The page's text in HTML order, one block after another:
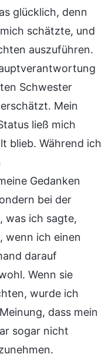
glücklich, denn
schätzte, und
auszuführen.
Schwester
Mein
ließ mich
blieb. Während ich
Gedanken
bei der
was ich sagte,
wenn ich einen
darauf
Wenn sie
wurde ich
dass mein
sogar nicht